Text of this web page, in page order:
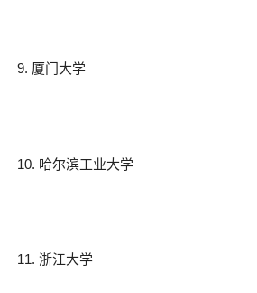
9. 厦门大学
10. 哈尔滨工业大学
11. 浙江大学